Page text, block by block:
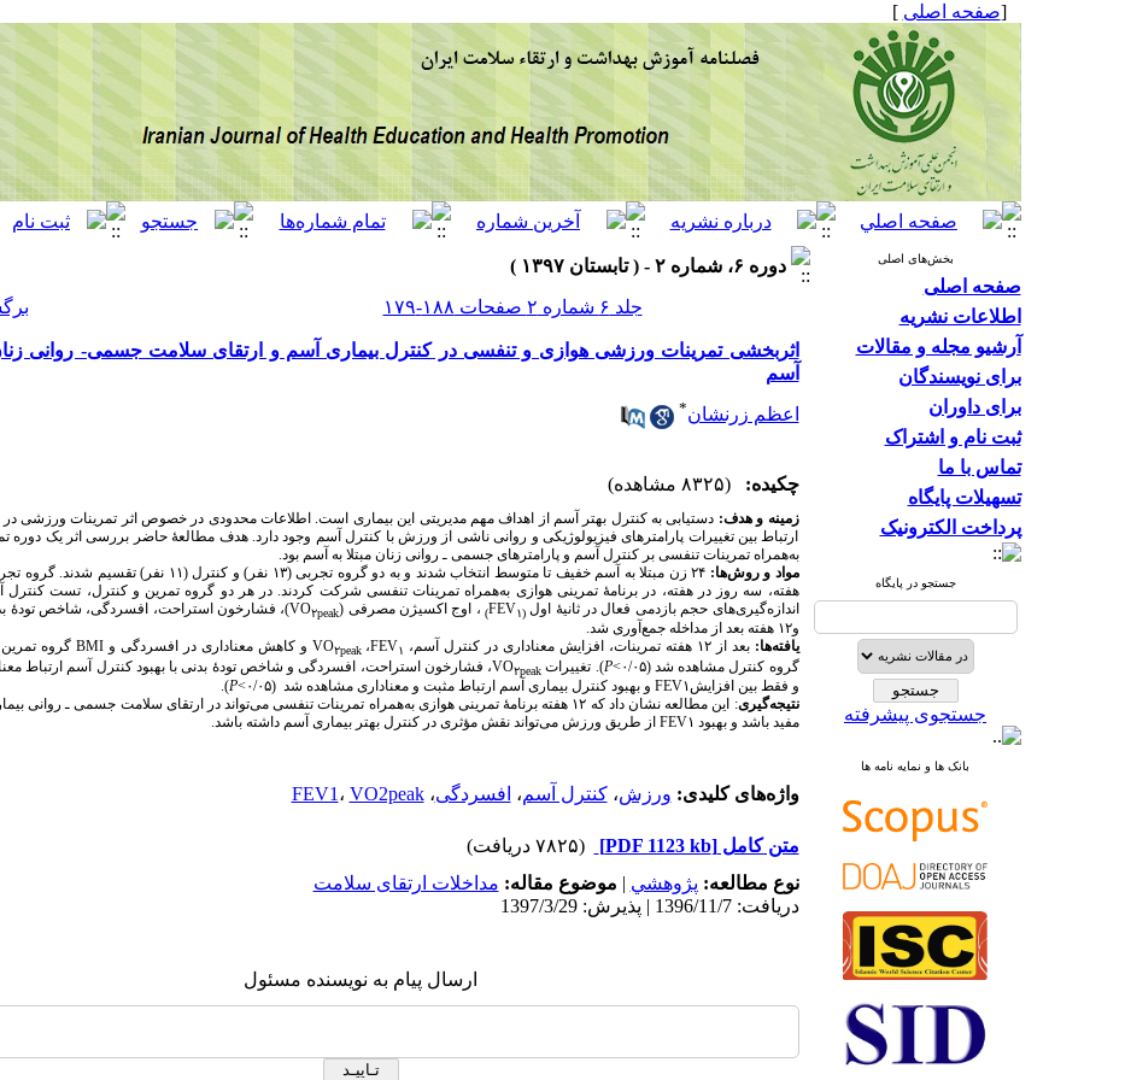
[صفحه اصلی ]
بخش‌های اصلی
صفحه اصلی
اطلاعات نشریه
آرشیو مجله و مقالات
برای نویسندگان
برای داوران
ثبت نام و اشتراک
تماس با ما
تسهیلات پایگاه
پرداخت الکترونیک
جستجو در پایگاه
جستجوی پیشرفته
بانک ها و نمایه نامه ها
دوره ۶، شماره ۲ - ( تابستان ۱۳۹۷ )
جلد ۶ شماره ۲ صفحات ۱۸۸-۱۷۹
اثربخشی تمرینات ورزشی هوازی و تنفسی در کنترل بیماری آسم و ارتقای سلامت جسمی- روانی زنان
آسم
اعظم زرنشان*
چکیده: (۸۳۲۵ مشاهده)
زمینه و هدف: دستیابی به کنترل بهتر آسم از اهداف مهم مدیریتی این بیماری است. اطلاعات محدودی در خصوص اثر تمرینات ورزشی
ارتباط بین تغییرات پارامترهای فیزیولوژیکی و روانی ناشی از ورزش با کنترل آسم وجود دارد. هدف مطالعۀ حاضر بررسی اثر یک دوره
به‌همراه تمرینات تنفسی بر کنترل آسم و پارامترهای جسمی ـ روانی زنان مبتلا به آسم بود.
مواد و روش‌ها:
هفته، سه روز در هفته، در برنامۀ تمرینی هوازی به‌همراه تمرینات تنفسی شرکت کردند. در هر دو گروه تمرین و کنترل، تست کنترل
اندازه‌گیری‌های حجم بازدمی فعال در ثانیۀ اول (
FEV۱ ) ، اوج اکسیژن مصرفی ( VO۲peak
)، فشارخون استراحت، افسردگی، شاخص تودۀ
و۱۲ هفته بعد از مداخله جمع‌آوری شد.
یافته‌ها: بعد از ۱۲ هفته تمرینات، افزایش معناداری در کنترل آسم، FEV۱ ، VO۲peak و کاهش معناداری در افسردگی و BMIگروه تمرین
گروه کنترل مشاهده شد (۰/۰۵>
P). تغییرات VO۲peak
، فشارخون استراحت، افسردگی و شاخص تودۀ بدنی با بهبود کنترل آسم ارتباط
و فقط بین افزایشFEV۱ و بهبود کنترل بیماری آسم ارتباط مثبت و معناداری مشاهده شد (۰/۰۵> P
)
.
نتیجه‌گیری
: این مطالعه نشان داد که ۱۲ هفته برنامۀ تمرینی هوازی به‌همراه تمرینات تنفسی می‌تواند در ارتقای سلامت جسمی ـ روانی
مفید باشد و بهبود FEV۱ از طریق ورزش می‌تواند نقش مؤثری در کنترل بهتر بیماری آسم داشته ‌باشد.
واژه‌های کلیدی: ورزش،کنترل آسم، افسردگی، FEV1 ، VO2peak
متن کامل[PDF 1123 kb]
(۷۸۲۵ دریافت)
نوع مطالعه: پژوهشي | موضوع مقاله: مداخلات ارتقای سلامت
دریافت: 1396/11/7 | پذیرش: 1397/3/29
ارسال پیام به نویسنده مسئول